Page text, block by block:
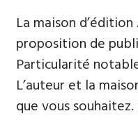
La maison
proposition de
Particularité
L’auteur et la
que vous